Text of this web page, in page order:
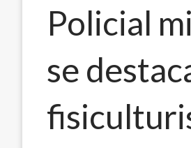
Policial
se